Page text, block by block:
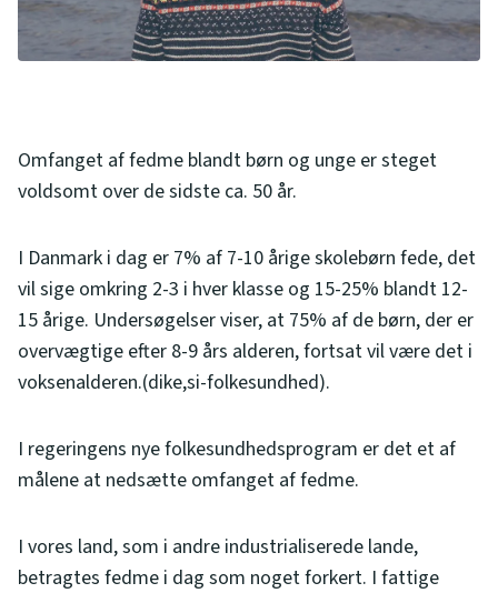
Omfanget af fedme blandt børn og unge er steget
voldsomt over de sidste ca. 50 år.
I Danmark i dag er 7% af 7-10 årige skolebørn fede, det
vil sige omkring 2-3 i hver klasse og 15-25% blandt 12-
15 årige. Undersøgelser viser, at 75% af de børn, der er
overvægtige efter 8-9 års alderen, fortsat vil være det i
voksenalderen.(dike,si-folkesundhed).
I regeringens nye folkesundhedsprogram er det et af
målene at nedsætte omfanget af fedme.
I vores land, som i andre industrialiserede lande,
betragtes fedme i dag som noget forkert. I fattige